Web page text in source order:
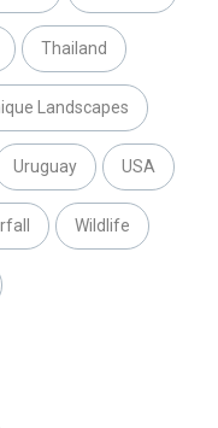
Thailand
Landscapes
Uruguay USA
Wildlife